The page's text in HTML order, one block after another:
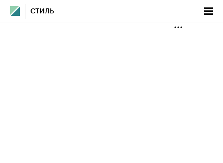
СТИЛЬ